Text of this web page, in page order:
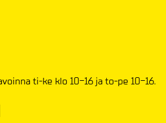
ti-ke klo 10-16 ja to-pe 10-16.